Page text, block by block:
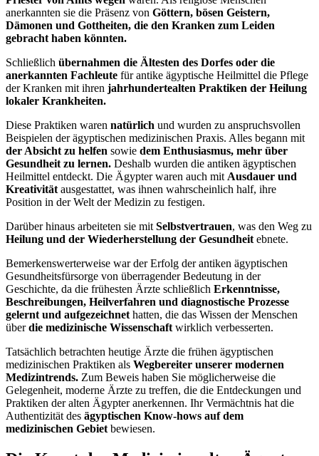
anerkannten sie die Präsenz von Göttern, bösen Geistern,
Dämonen und Gottheiten, die den Kranken zum Leiden
gebracht haben könnten.
Schließlich übernahmen die Ältesten des Dorfes oder die
anerkannten Fachleute für antike ägyptische Heilmittel die Pflege
der Kranken mit ihren jahrhundertealten Praktiken der Heilung
lokaler Krankheiten.
Diese Praktiken waren natürlich und wurden zu anspruchsvollen
Beispielen der ägyptischen medizinischen Praxis. Alles begann mit
der Absicht zu helfen sowie dem Enthusiasmus, mehr über
Gesundheit zu lernen. Deshalb wurden die antiken ägyptischen
Heilmittel entdeckt. Die Ägypter waren auch mit Ausdauer und
Kreativität ausgestattet, was ihnen wahrscheinlich half, ihre
Position in der Welt der Medizin zu festigen.
Darüber hinaus arbeiteten sie mit Selbstvertrauen, was den Weg zu
Heilung und der Wiederherstellung der Gesundheit ebnete.
Bemerkenswerterweise war der Erfolg der antiken ägyptischen
Gesundheitsfürsorge von überragender Bedeutung in der
Geschichte, da die frühesten Ärzte schließlich Erkenntnisse,
Beschreibungen, Heilverfahren und diagnostische Prozesse
gelernt und aufgezeichnet hatten, die das Wissen der Menschen
überdie medizinische Wissenschaft wirklich verbesserten.
Tatsächlich betrachten heutige Ärzte die frühen ägyptischen
medizinischen Praktiken als Wegbereiter unserer modernen
Medizintrends. Zum Beweis haben Sie möglicherweise die
Gelegenheit, moderne Ärzte zu treffen, die die Entdeckungen und
Praktiken der alten Ägypter anerkennen. Ihr Vermächtnis hat die
Authentizität des ägyptischen Know-hows auf dem
medizinischen Gebiet bewiesen.